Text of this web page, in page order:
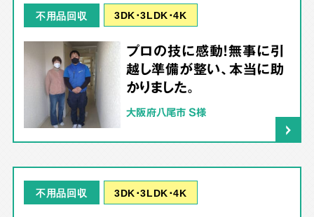
不用品回収 3DK･3LDK･4K
プロの技に感動！無事に引
越し準備が整い、本当に助
かりました。
大阪府八尾市 S様
不用品回収 3DK･3LDK･4K